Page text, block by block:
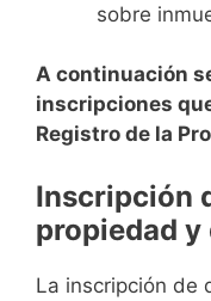
sobre
A continuación
inscripciones
Registro de la
Inscripción
propiedad y
La inscripción de